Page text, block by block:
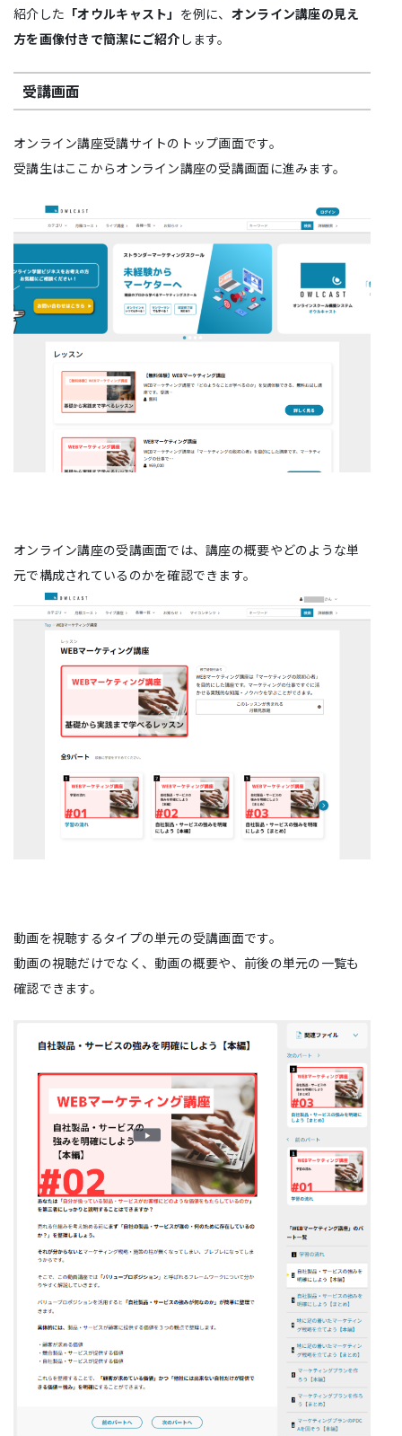
紹介した 「オウルキャスト」 を例に、 オンライン講座の見え
方を画像付きで簡潔にご紹介 します。
受講画面
オンライン講座受講サイトのトップ画面です。
受講生はここからオンライン講座の受講画面に進みます。
オンライン講座の受講画面では、講座の概要やどのような単
元で構成されているのかを確認できます。
動画を視聴するタイプの単元の受講画面です。
動画の視聴だけでなく、動画の概要や、前後の単元の一覧も
確認できます。